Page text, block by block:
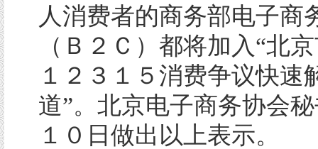
人消费者的商务部电子商
（Ｂ２Ｃ）都将加入“北
１２３１５消费争议快速
道”。北京电子商务协会
１０日做出以上表示。